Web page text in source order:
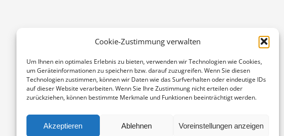
Cookie-Zustimmung verwalten
Um Ihnen ein optimales Erlebnis zu bieten, verwenden wir Technologien wie Cookies,
um Geräteinformationen zu speichern bzw. darauf zuzugreifen. Wenn Sie diesen
Technologien zustimmen, können wir Daten wie das Surfverhalten oder eindeutige IDs
auf dieser Website verarbeiten. Wenn Sie Ihre Zustimmung nicht erteilen oder
zurückziehen, können bestimmte Merkmale und Funktionen beeinträchtigt werden.
Akzeptieren Ablehnen Voreinstellungen anzeigen